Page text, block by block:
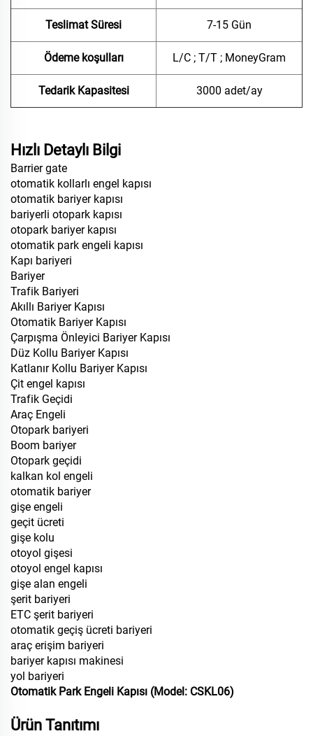
Teslimat Süresi 7-15 Gün
Ödeme koşulları L/C ; T/T ; MoneyGram
Tedarik Kapasitesi 3000 adet/ay
Hızlı Detaylı Bilgi
Barrier gate
otomatik kollarlı engel kapısı
otomatik bariyer kapısı
bariyerli otopark kapısı
otopark bariyer kapısı
otomatik park engeli kapısı
Kapı bariyeri
Bariyer
Trafik Bariyeri
Akıllı Bariyer Kapısı
Otomatik Bariyer Kapısı
Çarpışma Önleyici Bariyer Kapısı
Düz Kollu Bariyer Kapısı
Katlanır Kollu Bariyer Kapısı
Çit engel kapısı
Trafik Geçidi
Araç Engeli
Otopark bariyeri
Boom bariyer
Otopark geçidi
kalkan kol engeli
otomatik bariyer
gişe engeli
geçit ücreti
gişe kolu
otoyol gişesi
otoyol engel kapısı
gişe alan engeli
şerit bariyeri
ETC şerit bariyeri
otomatik geçiş ücreti bariyeri
araç erişim bariyeri
bariyer kapısı makinesi
yol bariyeri
Otomatik Park Engeli Kapısı (Model: CSKL06)
Ürün Tanıtımı